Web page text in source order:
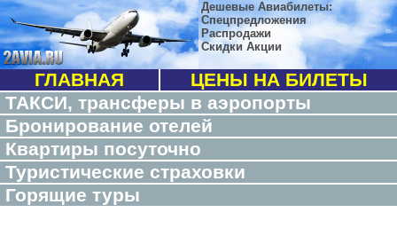
Дешевые Авиабилеты:
Спецпредложения
Распродажи
Скидки Акции
ГЛАВНАЯ
ЦЕНЫ НА БИЛЕТЫ
ТАКСИ, трансферы в аэропорты
Бронирование отелей
Квартиры посуточно
Туристические страховки
Горящие туры